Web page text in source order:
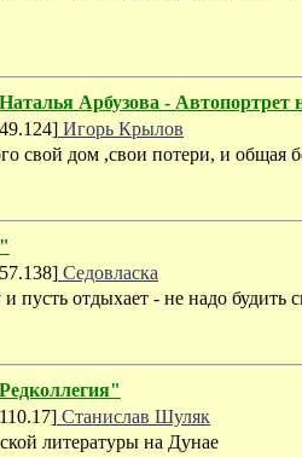
Арбузова - Автопортрет
Игорь Крылов
свой дом ,свои потери, и общая
Седовласка
пусть отдыхает - не надо будить
Станислав Шуляк
литературы на Дунае